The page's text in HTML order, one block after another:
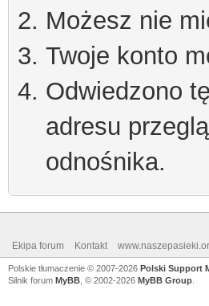
Możesz nie
Twoje konto
Odwiedzono
adresu
odnośnika.
Ekipa forum Kontakt
Polskie tłumaczenie © 2007-2026 Polski Support
Silnik forum MyBB , © 2002-2026 MyBB Group